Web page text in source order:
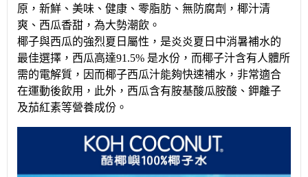
原，新鮮、美味、健康、零脂肪、無防腐劑，椰汁清
爽、西瓜香甜，為大勢潮飲。
椰子與西瓜的強烈夏日屬性，是炎炎夏日中消暑補水的
最佳選擇，西瓜高達91.5% 是水份，而椰子汁含有人體所
需的電解質，因而椰子西瓜汁能夠快速補水，非常適合
在運動後飲用，此外，西瓜含有胺基酸瓜胺酸、鉀離子
及茄紅素等營養成份。